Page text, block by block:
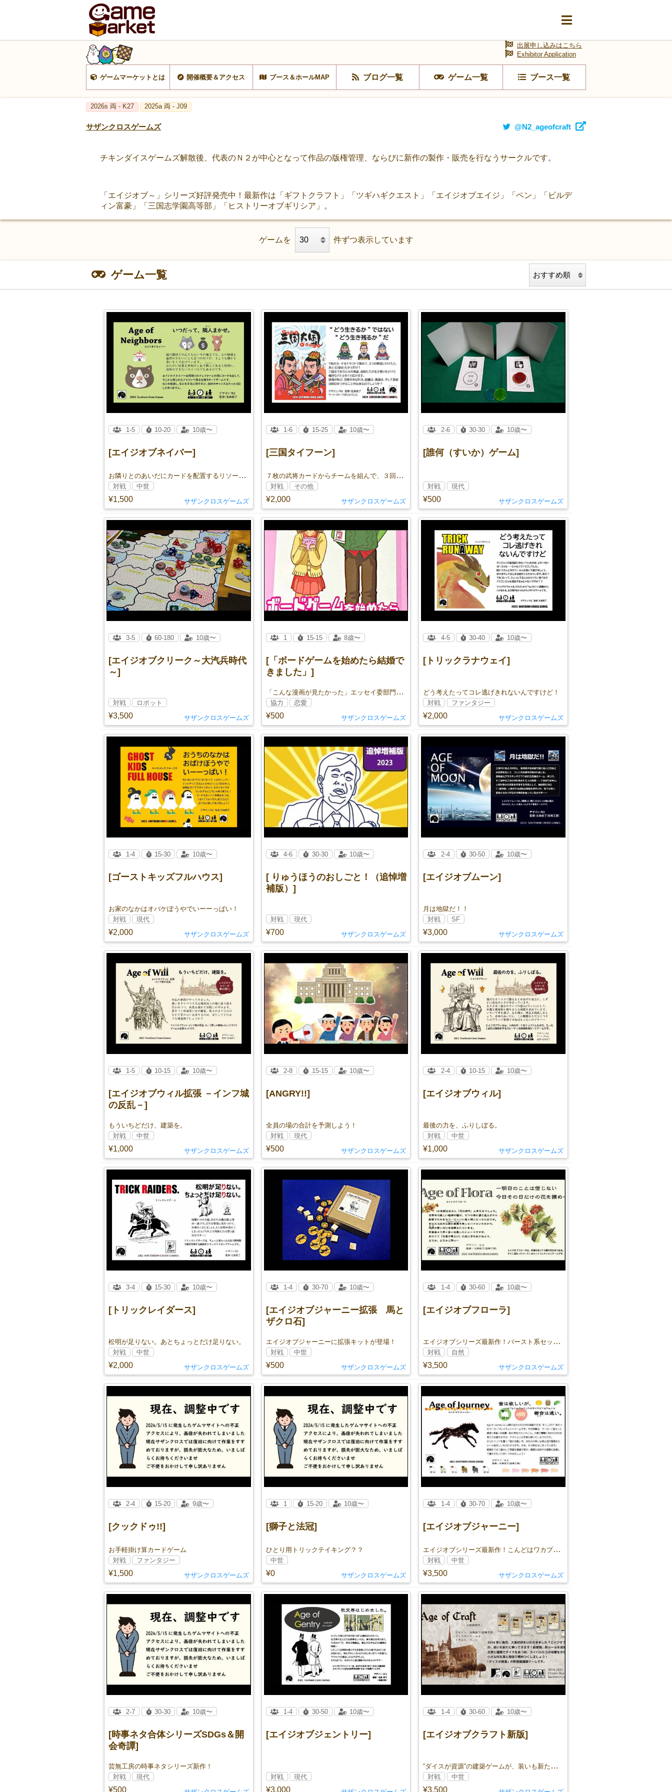
ゲームマーケットとは 開催概要＆アクセス ブース＆ホールMAP ブログ一覧 ゲーム一覧 ブース一覧
出展申し込みはこちら
Exhibitor Application
2026s 両 - K27 2025a 両 - J09
サザンクロスゲームズ @N2_ageofcraft
チキンダイスゲームズ解散後、代表のＮ２が中心となって作品の版権管理、ならびに新作の製作・販売を行なうサークルです。
「エイジオブ～」シリーズ好評発売中！最新作は「ギフトクラフト」「ツギハギクエスト」「エイジオブエイジ」「ペン」「ビルデ
ィン富豪」「三国志学園高等部」「ヒストリーオブギリシア」。
ゲームを 件ずつ表示しています
ゲーム一覧
[エイジオブネイバー]
お隣りとのあいだにカードを配置するリソース管理ゲーム！
¥1,500
1-5 10-20 10歳〜
対戦 中世
サザンクロスゲームズ
[三国タイフーン]
７枚の武将カードからチームを組んで、３回の大戦をくぐり抜けろ！
¥2,000
1-6 15-25 10歳〜
対戦 その他
サザンクロスゲームズ
[誰何（すいか）ゲーム]
¥500
2-6 30-30 10歳〜
対戦 現代
サザンクロスゲームズ
[エイジオブクリーク～大汽兵時代
～]
¥3,500
3-5 60-180 10歳〜
対戦 ロボット
サザンクロスゲームズ
[「ボードゲームを始めたら結婚で
きました」]
「こんな漫画が見たかった」エッセイ委部門1位！！（当社比）
¥500
1 15-15 8歳〜
協力 恋愛
サザンクロスゲームズ
[トリックラナウェイ]
どう考えたってコレ逃げきれないんですけど！
¥2,000
4-5 30-40 10歳〜
対戦 ファンタジー
サザンクロスゲームズ
[ゴーストキッズフルハウス]
お家のなかはオバケぼうやでいーーっぱい！
¥2,000
1-4 15-30 10歳〜
対戦 現代
サザンクロスゲームズ
[ りゅうほうのおしごと！（追悼増
補版）]
¥700
4-6 30-30 10歳〜
対戦 現代
サザンクロスゲームズ
[エイジオブムーン]
月は地獄だ！！
¥3,000
2-4 30-50 10歳〜
対戦 SF
サザンクロスゲームズ
[エイジオブウィル拡張 －インフ城
の反乱－]
もういちどだけ、建築を。
¥1,000
1-5 10-15 10歳〜
対戦 中世
サザンクロスゲームズ
[ANGRY!!]
全員の場の合計を予測しよう！
¥500
2-8 15-15 10歳〜
対戦 現代
サザンクロスゲームズ
[エイジオブウィル]
最後の力を、ふりしぼる。
¥1,000
2-4 10-15 10歳〜
対戦 中世
サザンクロスゲームズ
[トリックレイダース]
松明が足りない。あとちょっとだけ足りない。
¥2,000
3-4 15-30 10歳〜
対戦 中世
サザンクロスゲームズ
[エイジオブジャーニー拡張 馬と
ザクロ石]
エイジオブジャーニーに拡張キットが登場！
¥500
1-4 30-70 10歳〜
対戦 中世
サザンクロスゲームズ
[エイジオブフローラ]
エイジオブシリーズ最新作！バースト系セットコレクション！
¥3,500
1-4 30-60 10歳〜
対戦 自然
サザンクロスゲームズ
[クックドゥ!!]
お手軽掛け算カードゲーム
¥1,500
2-4 15-20 9歳〜
対戦 ファンタジー
サザンクロスゲームズ
[獅子と法冠]
ひとり用トリックテイキング？？
¥0
1 15-20 10歳〜
中世
サザンクロスゲームズ
[エイジオブジャーニー]
エイジオブシリーズ最新作！こんどはワカプレだ！
¥3,500
1-4 30-70 10歳〜
対戦 中世
サザンクロスゲームズ
[時事ネタ合体シリーズSDGs＆開
会奇譚]
芸無工房の時事ネタシリーズ新作！
¥500
2-7 30-30 10歳〜
対戦 現代
[エイジオブジェントリー]
¥3,000
1-4 30-50 10歳〜
対戦 現代
[エイジオブクラフト新版]
“ダイスが資源”の建築ゲームが、装いも新たにリブート！
¥3,500
1-4 30-60 10歳〜
対戦 中世